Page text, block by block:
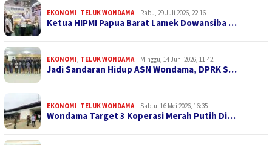
EKONOMI, TELUK WONDAMA Rabu, 29 Juli 2026, 22:16
Ketua HIPMI Papua Barat Lamek Dowansiba …
EKONOMI, TELUK WONDAMA Minggu, 14 Juni 2026, 11:42
Jadi Sandaran Hidup ASN Wondama, DPRK S…
EKONOMI, TELUK WONDAMA Sabtu, 16 Mei 2026, 16:35
Wondama Target 3 Koperasi Merah Putih Di…